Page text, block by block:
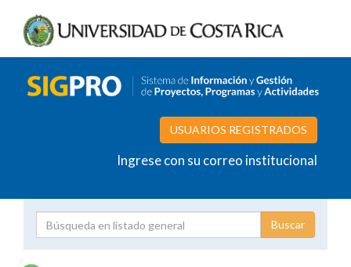
USUARIOS REGISTRADOS
Ingrese con su correo institucional